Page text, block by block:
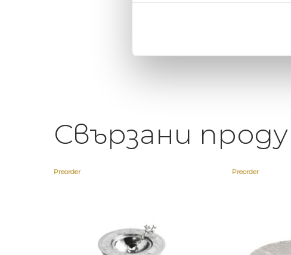
Свързани
Preorder Preorder